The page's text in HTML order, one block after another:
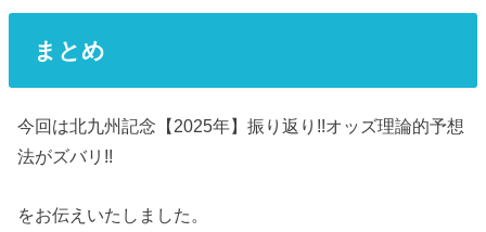
まとめ
今回は北九州記念【2025年】振り返り!!オッズ理論的予想
法がズバリ!!
をお伝えいたしました。